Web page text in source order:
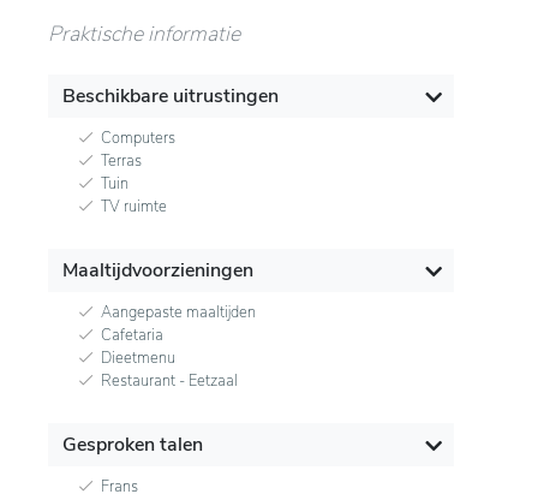
Praktische informatie
Beschikbare uitrustingen
Computers
Terras
Tuin
TV ruimte
Maaltijdvoorzieningen
Aangepaste maaltijden
Cafetaria
Dieetmenu
Restaurant - Eetzaal
Gesproken talen
Frans